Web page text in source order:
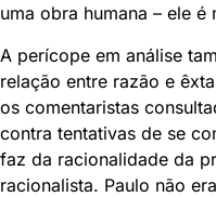
uma obra humana – ele
A perícope em análise
relação entre razão e
os comentaristas
contra tentativas de se
faz da racionalidade da
racionalista. Paulo não